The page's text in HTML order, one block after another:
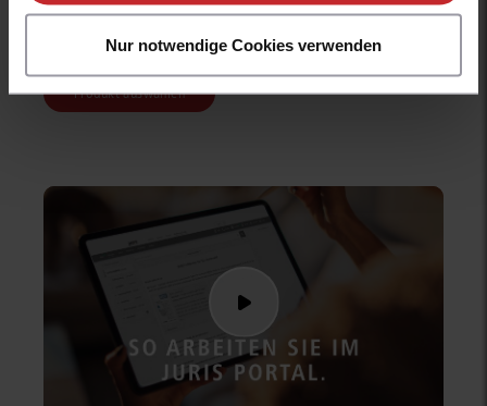
Nur notwendige Cookies verwenden
Technologie
Online-First-Konzept
Produkt auswählen